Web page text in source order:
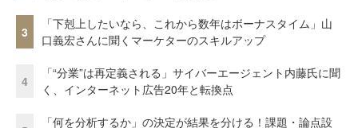
3
「下剋上したいなら、これから数年はボーナスタイム」山
口義宏さんに聞くマーケターのスキルアップ
4
「“分業”は再定義される」サイバーエージェント内藤氏に聞
く、インターネット広告20年と転換点
「何を分析するか」の決定が結果を分ける！課題・論点設